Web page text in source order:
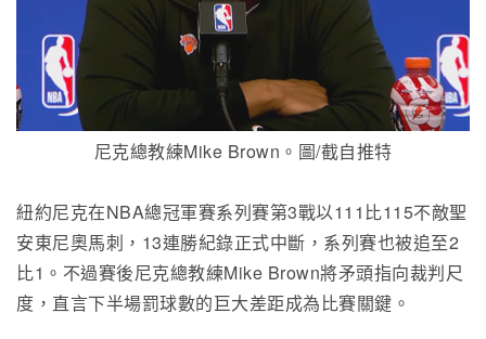
尼克總教練Mike Brown。圖/截自推特
紐約尼克在NBA總冠軍賽系列賽第3戰以111比115不敵聖
安東尼奧馬刺，13連勝紀錄正式中斷，系列賽也被追至2
比1。不過賽後尼克總教練Mike Brown將矛頭指向裁判尺
度，直言下半場罰球數的巨大差距成為比賽關鍵。